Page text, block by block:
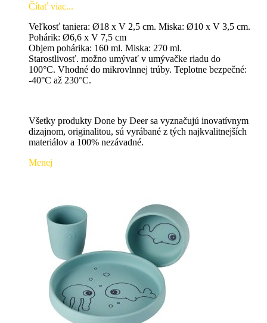
Čítať viac...
Veľkosť taniera: Ø18 x V 2,5 cm. Miska: Ø10 x V 3,5 cm.
Pohárik: Ø6,6 x V 7,5 cm
Objem pohárika: 160 ml. Miska: 270 ml.
Starostlivosť. možno umývať v umývačke riadu do
100°C. Vhodné do mikrovlnnej trúby. Teplotne bezpečné:
-40°C až 230°C.
Všetky produkty Done by Deer sa vyznačujú inovatívnym
dizajnom, originalitou, sú vyrábané z tých najkvalitnejších
materiálov a 100% nezávadné.
Menej